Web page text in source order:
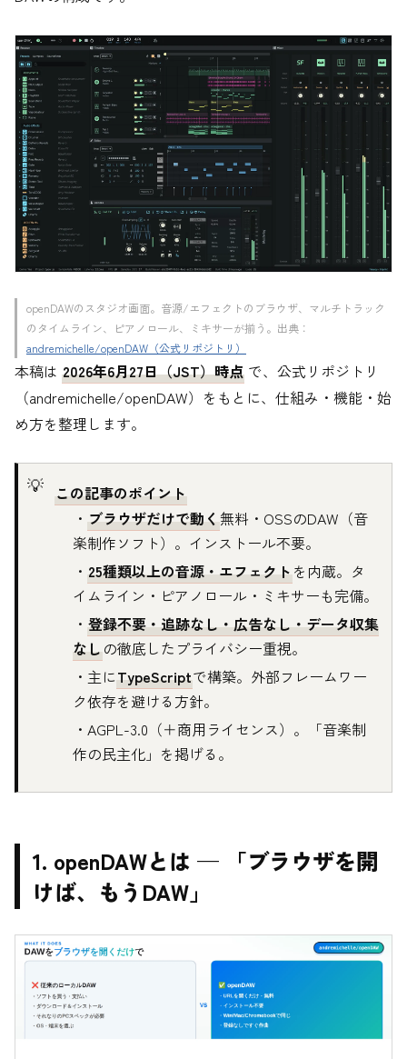
openDAWのスタジオ画面。音源/エフェクトのブラウザ、マルチトラック
のタイムライン、ピアノロール、ミキサーが揃う。出典：
andremichelle/openDAW（公式リポジトリ）
本稿は 2026年6月27日（JST）時点 で、公式リポジトリ
（andremichelle/openDAW）をもとに、仕組み・機能・始
め方を整理します。
この記事のポイント
・ ブラウザだけで動く無料・OSSのDAW（音
楽制作ソフト）。インストール不要。
・ 25種類以上の音源・エフェクトを内蔵。タ
イムライン・ピアノロール・ミキサーも完備。
・ 登録不要・追跡なし・広告なし・データ収集
なしの徹底したプライバシー重視。
・主にTypeScriptで構築。外部フレームワー
ク依存を避ける方針。
・AGPL-3.0（＋商用ライセンス）。「音楽制
作の民主化」を掲げる。
1. openDAWとは — 「ブラウザを開
けば、もうDAW」